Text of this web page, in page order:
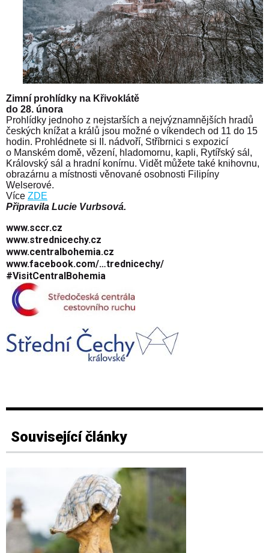
Zimní prohlídky na Křivoklátě
do 28. února
Prohlídky jednoho z nejstarších a nejvýznamnějších hradů
českých knížat a králů jsou možné o víkendech od 11 do 15
hodin. Prohlédnete si II. nádvoří, Stříbrnici s expozicí
o Manském domě, vězení, hladomornu, kapli, Rytířský sál,
Královský sál a hradní konírnu. Vidět můžete také knihovnu,
obrazárnu a místnosti věnované osobnosti Filipíny
Welserové.
Více ZDE
Připravila Lucie Vurbsová.
www.sccr.cz
www.strednicechy.cz
www.centralbohemia.cz
www.facebook.com/…trednicechy/
#VisitCentral­Bohemia
Související články